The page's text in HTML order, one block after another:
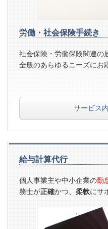
労働・社会保険手続き
社会保険・労働保険関連の
全般のあらゆるニーズにお
サービス
給与計算代行
個人事業主や中小企業の勤
務士が正確かつ、 柔軟にサ